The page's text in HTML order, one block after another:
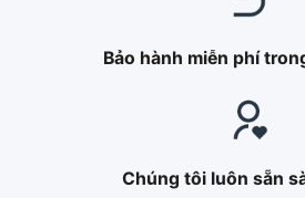
Bảo hành miễn phí
Chúng tôi luôn sẵn